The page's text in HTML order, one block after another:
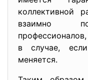
коллективной
взаимно
в случае, если
меняется.